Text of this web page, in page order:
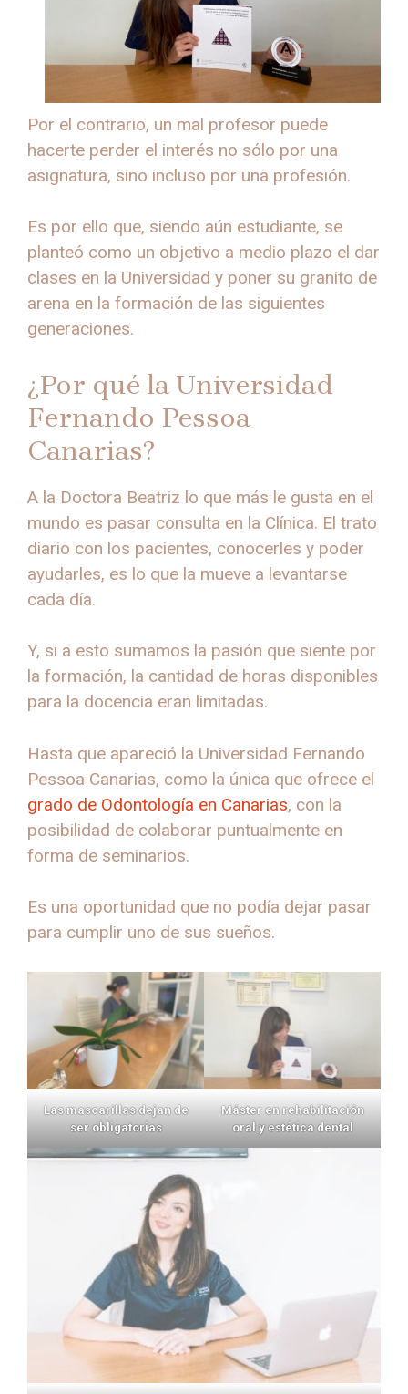
Por el contrario, un mal profesor puede
hacerte perder el interés no sólo por una
asignatura, sino incluso por una profesión.
Es por ello que, siendo aún estudiante, se
planteó como un objetivo a medio plazo el dar
clases en la Universidad y poner su granito de
arena en la formación de las siguientes
generaciones.
¿Por qué la Universidad
Fernando Pessoa
Canarias?
A la Doctora Beatriz lo que más le gusta en el
mundo es pasar consulta en la Clínica. El trato
diario con los pacientes, conocerles y poder
ayudarles, es lo que la mueve a levantarse
cada día.
Y, si a esto sumamos la pasión que siente por
la formación, la cantidad de horas disponibles
para la docencia eran limitadas.
Hasta que apareció la Universidad Fernando
Pessoa Canarias, como la única que ofrece el
grado de Odontología en Canarias, con la
posibilidad de colaborar puntualmente en
forma de seminarios.
Es una oportunidad que no podía dejar pasar
para cumplir uno de sus sueños.
Las mascarillas dejan de
ser obligatorias
Máster en rehabilitación
oral y estética dental